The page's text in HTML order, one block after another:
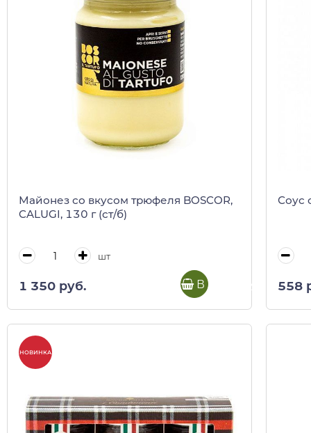
Майонез со вкусом трюфеля BOSCOR,
CALUGI, 130 г (ст/б)
шт
1 350 руб. В корзину
Соус
558
НОВИНКА